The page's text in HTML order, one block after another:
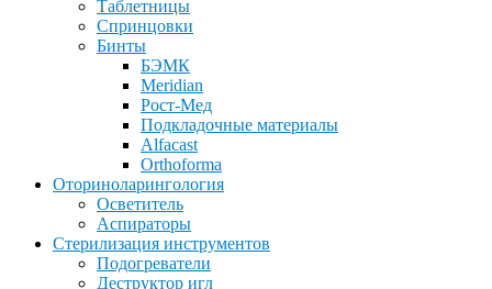
Таблетницы
Спринцовки
Бинты
БЭМК
Meridian
Рост-Мед
Подкладочные материалы
Alfacast
Orthoforma
Оториноларингология
Осветитель
Аспираторы
Стерилизация инструментов
Подогреватели
Деструктор игл